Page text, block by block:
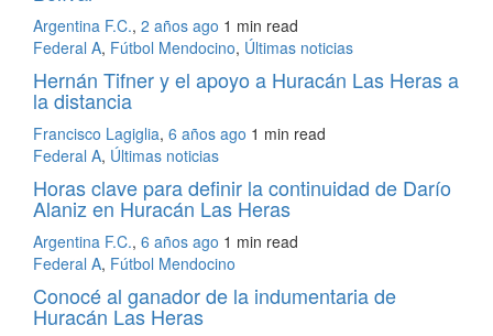
Argentina F.C., 2 años ago 1 min read
Federal A, Fútbol Mendocino, Últimas noticias
Hernán Tifner y el apoyo a Huracán Las Heras a
la distancia
Francisco Lagiglia, 6 años ago 1 min read
Federal A, Últimas noticias
Horas clave para definir la continuidad de Darío
Alaniz en Huracán Las Heras
Argentina F.C., 6 años ago 1 min read
Federal A, Fútbol Mendocino
Conocé al ganador de la indumentaria de
Huracán Las Heras